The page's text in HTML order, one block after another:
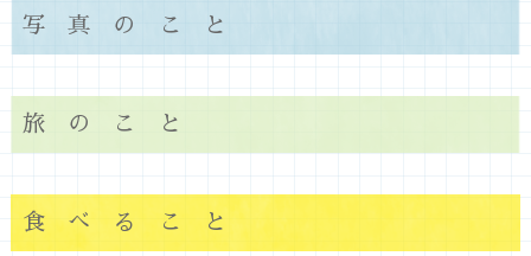
写真のこと
旅のこと
食べること